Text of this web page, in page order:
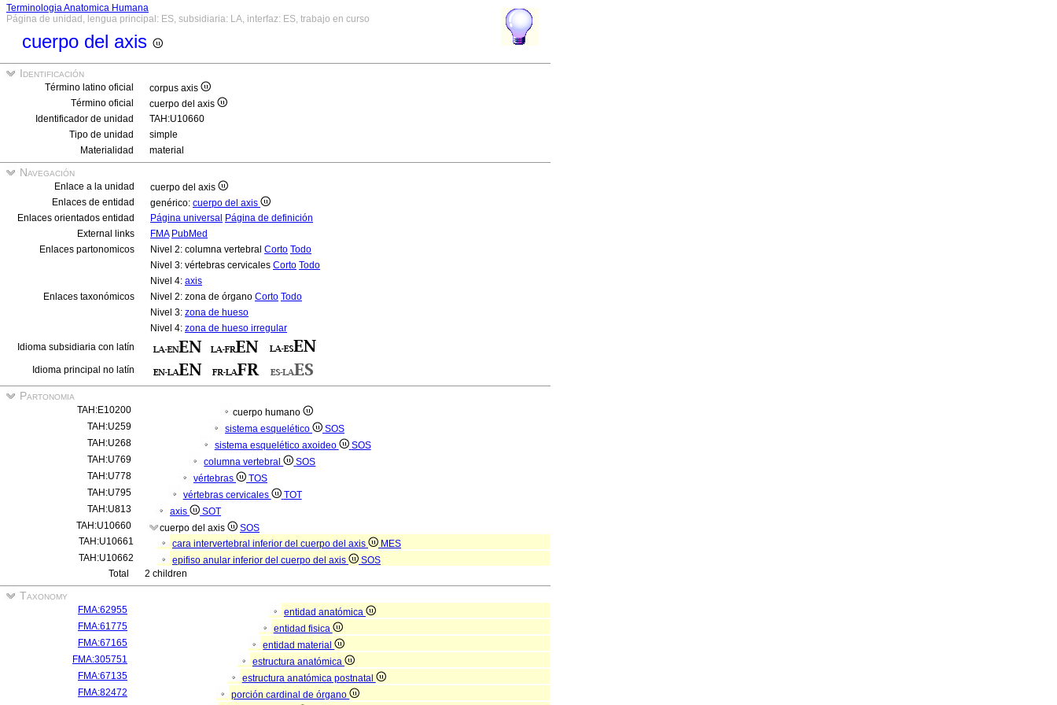
Terminologia Anatomica Humana
Página de unidad, lengua principal: ES, subsidiaria: LA, interfaz: ES, trabajo en curso
cuerpo del axis
Identificación
Término latino oficial
corpus axis
Término oficial
cuerpo del axis
Identificador de unidad
TAH:U10660
Tipo de unidad
simple
Materialidad
material
Navegación
Enlace a la unidad
cuerpo del axis
Enlaces de entidad
genérico: cuerpo del axis
Enlaces orientados entidad
Página universal Página de definición
External links
FMA PubMed
Enlaces partonomicos
Nivel 2: columna vertebral Corto Todo
Nivel 3: vértebras cervicales Corto Todo
Nivel 4: axis
Enlaces taxonómicos
Nivel 2: zona de órgano Corto Todo
Nivel 3: zona de hueso
Nivel 4: zona de hueso irregular
Idioma subsidiaria con latín
Idioma principal no latín
Partonomia
TAH:E10200
cuerpo humano
TAH:U259
sistema esquelético
SOS
TAH:U268
sistema esquelético axoideo
SOS
TAH:U769
columna vertebral
SOS
TAH:U778
vértebras
TOS
TAH:U795
vértebras cervicales
TOT
TAH:U813
axis
SOT
TAH:U10660
cuerpo del axis
SOS
TAH:U10661
cara intervertebral inferior del cuerpo del axis
MES
TAH:U10662
epifiso anular inferior del cuerpo del axis
SOS
Total
2 children
Taxonomy
FMA:62955
entidad anatómica
FMA:61775
entidad fisica
FMA:67165
entidad material
FMA:305751
estructura anatómica
FMA:67135
estructura anatómica postnatal
FMA:82472
porción cardinal de órgano